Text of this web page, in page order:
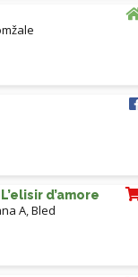
d’amore
A,Bled